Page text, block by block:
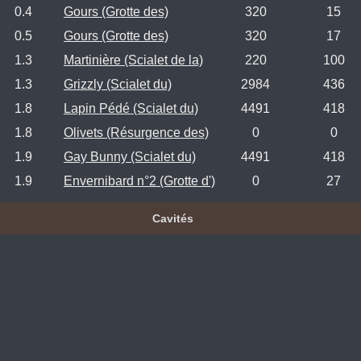
0.4
Gours (Grotte des) 320
15
0.5
Gours (Grotte des) 320
17
1.3
Martinière (Scialet de la) 220
100
1.3
Grizzly (Scialet du) 2984
436
1.8
Lapin Pédé (Scialet du) 4491
418
1.8
Olivets (Résurgence des) 0
0
1.9
Gay Bunny (Scialet du) 4491
418
1.9
Envernibard n°2 (Grotte d') 0 27
Cavités